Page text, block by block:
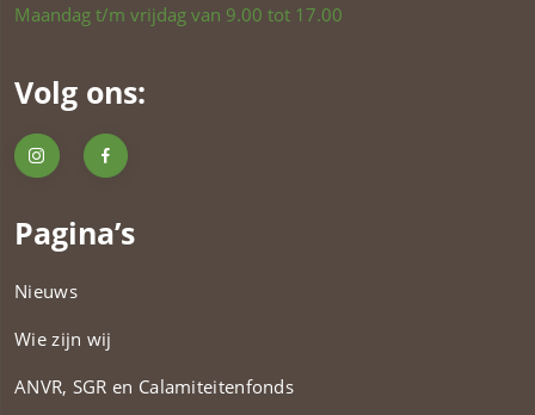
Maandag t/m vrijdag van 9.00 tot 17.00
Volg ons:
Pagina’s
Nieuws
Wie zijn wij
ANVR, SGR en Calamiteitenfonds​